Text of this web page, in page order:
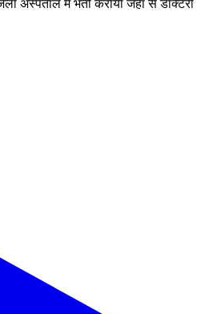
अस्पताल में भर्ती कराया जहां से डॉक्टरों